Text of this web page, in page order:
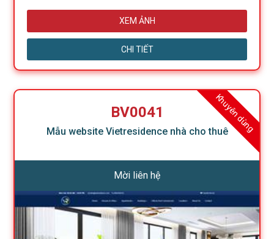
XEM ẢNH
CHI TIẾT
Khuyên dùng
BV0041
Mẫu website Vietresidence nhà cho thuê
Mời liên hệ